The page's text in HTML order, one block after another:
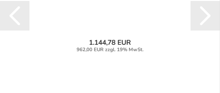
1.144,78 EUR
962,00 EUR zzgl. 19% MwSt.